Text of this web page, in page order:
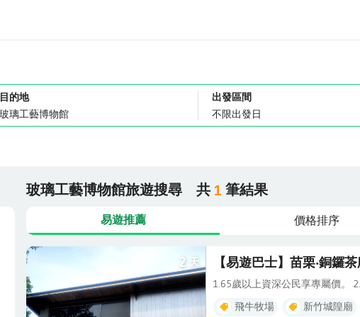
目的地 出發區間
玻璃工藝博物館旅遊搜尋 共 1 筆結果
易遊推薦 價格排序
2 天 【易遊巴士】苗栗‧銅鑼
1.65歲以上資深公民享專屬價。
飛牛牧場
新竹城隍廟